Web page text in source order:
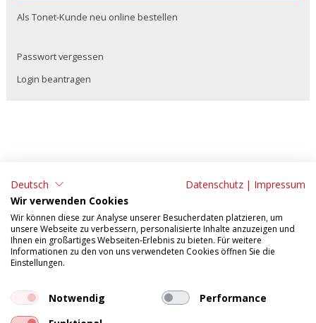
Als Tonet-Kunde neu online bestellen
Passwort vergessen
Login beantragen
ADRESSE:
Tonet AG
Aarefeldstrasse 18
4658 Däniken
Tel: 062 295 09 11
Fax: 062 295 09 55
E-Mail:verkauf@tonet.ch
Datenschutzerklärung
Deutsch Datenschutz | Impressum
Wir verwenden Cookies
Wir können diese zur Analyse unserer Besucherdaten platzieren, um
unsere Webseite zu verbessern, personalisierte Inhalte anzuzeigen und
Ihnen ein großartiges Webseiten-Erlebnis zu bieten. Für weitere
Informationen zu den von uns verwendeten Cookies öffnen Sie die
Einstellungen.
Notwendig
Performance